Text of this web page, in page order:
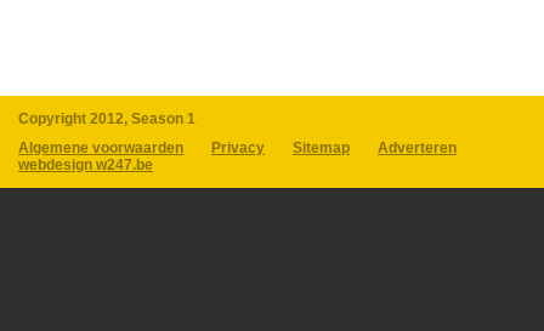
Copyright 2012, Season 1
Algemene voorwaarden
Privacy Sitemap
Adverteren
webdesign w247.be